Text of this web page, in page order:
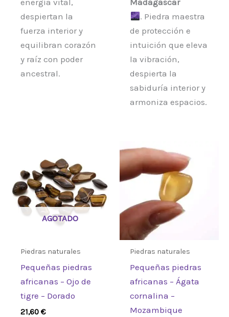
energía vital,
despiertan la
fuerza interior y
equilibran corazón
y raíz con poder
ancestral.
Madagascar
. Piedra maestra
de protección e
intuición que eleva
la vibración,
despierta la
sabiduría interior y
armoniza espacios.
AGOTADO
Piedras naturales
Pequeñas piedras
africanas – Ojo de
tigre – Dorado
21,60€
Piedras naturales
Pequeñas piedras
africanas – Ágata
cornalina –
Mozambique